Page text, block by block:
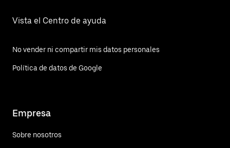
Vista el Centro de ayuda
No vender ni compartir mis datos personales
Política de datos de Google
Empresa
Sobre nosotros